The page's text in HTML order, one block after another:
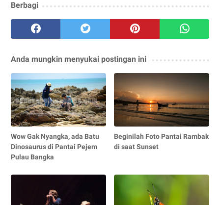
Berbagi
Anda mungkin menyukai postingan ini
Wow Gak Nyangka, ada Batu
Dinosaurus di Pantai Pejem
Pulau Bangka
Beginilah Foto Pantai Rambak
di saat Sunset